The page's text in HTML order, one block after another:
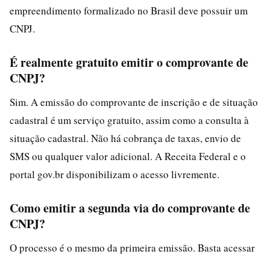
empreendimento formalizado no Brasil deve possuir um
CNPJ.
É realmente gratuito emitir o comprovante de
CNPJ?
Sim. A emissão do comprovante de inscrição e de situação
cadastral é um serviço gratuito, assim como a consulta à
situação cadastral. Não há cobrança de taxas, envio de
SMS ou qualquer valor adicional. A Receita Federal e o
portal gov.br disponibilizam o acesso livremente.
Como emitir a segunda via do comprovante de
CNPJ?
O processo é o mesmo da primeira emissão. Basta acessar